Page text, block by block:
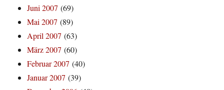
Juni 2007 (69)
Mai 2007 (89)
April 2007 (63)
März 2007 (60)
Februar 2007 (40)
Januar 2007 (39)